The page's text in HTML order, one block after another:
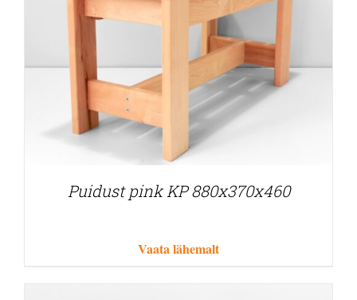
Puidust pink KP 880x370x460
Vaata lähemalt